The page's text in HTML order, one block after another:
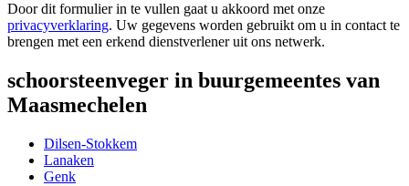
Door dit formulier in te vullen gaat u akkoord met onze
privacyverklaring. Uw gegevens worden gebruikt om u in contact te
brengen met een erkend dienstverlener uit ons netwerk.
schoorsteenveger in buurgemeentes van
Maasmechelen
Dilsen-Stokkem
Lanaken
Genk